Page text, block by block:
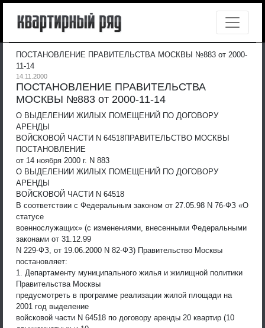
ПОСТАНОВЛЕНИЕ ПРАВИТЕЛЬСТВА МОСКВЫ №883 от 2000-
11-14
14.11.2000
ПОСТАНОВЛЕНИЕ ПРАВИТЕЛЬСТВА
МОСКВЫ №883 от 2000-11-14
О ВЫДЕЛЕНИИ ЖИЛЫХ ПОМЕЩЕНИЙ ПО ДОГОВОРУ
АРЕНДЫ
ВОЙСКОВОЙ ЧАСТИ N 64518ПРАВИТЕЛЬСТВО МОСКВЫ
ПОСТАНОВЛЕНИЕ
от 14 ноября 2000 г. N 883
О ВЫДЕЛЕНИИ ЖИЛЫХ ПОМЕЩЕНИЙ ПО ДОГОВОРУ
АРЕНДЫ
ВОЙСКОВОЙ ЧАСТИ N 64518
В соответствии с Федеральным законом от 27.05.98 N 76-ФЗ «О
статусе
военнослужащих» (с изменениями, внесенными Федеральными
законами от 31.12.99
N 229-ФЗ, от 19.06.2000 N 82-ФЗ) Правительство Москвы
постановляет:
1. Департаменту муниципального жилья и жилищной политики
Правительства Москвы
предусмотреть в программе реализации жилой площади на
2001 год выделение
войсковой части N 64518 по договору аренды 20 квартир (10